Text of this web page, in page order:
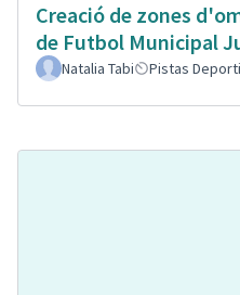
Creació de zones
de Futbol Municipal
Natalia Tabi Pistas